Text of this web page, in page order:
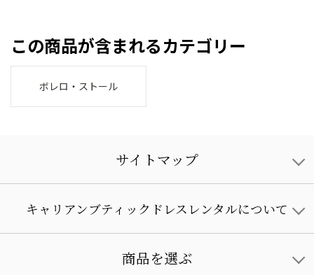
この商品が含まれるカテゴリー
ボレロ・ストール
サイトマップ
キャリアンブティックドレスレンタルについて
商品を選ぶ